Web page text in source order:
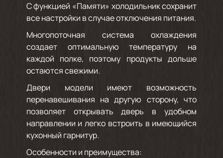
С функцией «Памяти» холодильник сохранит
все настройки в случае отключения питания.
Многопоточная система охлаждения
создает оптимальную температуру на
каждой полке, поэтому продукты дольше
остаются свежими.
Двери модели имеют возможность
перенавешивания на другую сторону, что
позволяет открывать дверь в удобном
направлении и легко встроить в имеющийся
кухонный гарнитур.
Особенности и преимущества: